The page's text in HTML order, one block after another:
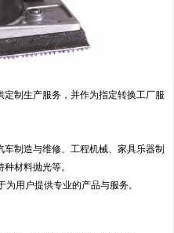
制生产服务，并作为指定转换工厂服
制造与维修、工程机械、家具乐器制
材料抛光等。
用户提供专业的产品与服务。